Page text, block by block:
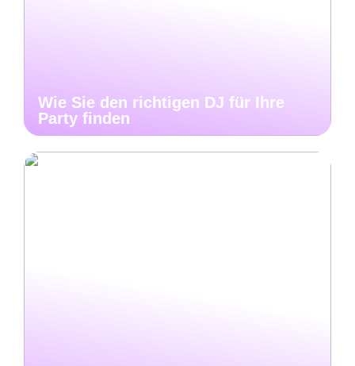
Wie Sie den richtigen DJ für Ihre
Party finden